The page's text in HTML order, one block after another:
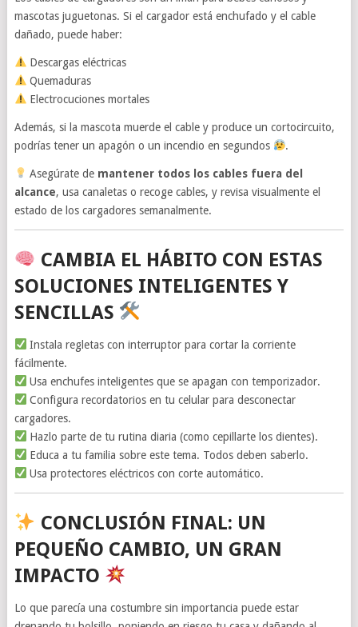
mascotas juguetonas. Si el cargador está enchufado y el cable
dañado, puede haber:
Descargas eléctricas
Quemaduras
Electrocuciones mortales
Además, si la mascota muerde el cable y produce un cortocircuito,
podrías tener un apagón o un incendio en segundos
.
Asegúrate de mantener todos los cables fuera del
alcance, usa canaletas o recoge cables, y revisa visualmente el
estado de los cargadores semanalmente.
CAMBIA EL HÁBITO CON ESTAS
SOLUCIONES INTELIGENTES Y
SENCILLAS
Instala regletas con interruptor para cortar la corriente
fácilmente.
Usa enchufes inteligentes que se apagan con temporizador.
Configura recordatorios en tu celular para desconectar
cargadores.
Hazlo parte de tu rutina diaria (como cepillarte los dientes).
Educa a tu familia sobre este tema. Todos deben saberlo.
Usa protectores eléctricos con corte automático.
CONCLUSIÓN FINAL: UN
PEQUEÑO CAMBIO, UN GRAN
IMPACTO
Lo que parecía una costumbre sin importancia puede estar